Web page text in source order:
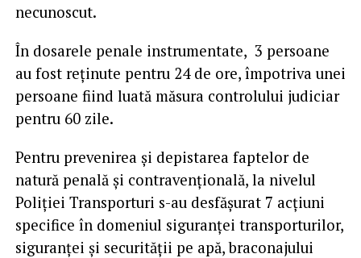
necunoscut.
În dosarele penale instrumentate, 3 persoane
au fost reținute pentru 24 de ore, împotriva unei
persoane fiind luată măsura controlului judiciar
pentru 60 zile.
Pentru prevenirea și depistarea faptelor de
natură penală și contravențională, la nivelul
Poliției Transporturi s-au desfășurat 7 acțiuni
specifice în domeniul siguranței transporturilor,
siguranței și securității pe apă, braconajului